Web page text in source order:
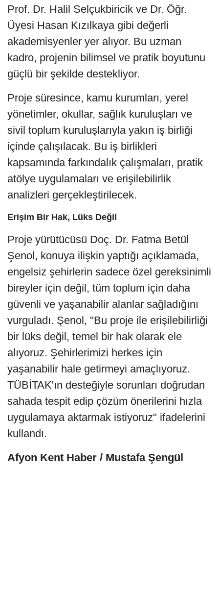
Prof. Dr. Halil Selçukbiricik ve Dr. Öğr.
Üyesi Hasan Kızılkaya gibi değerli
akademisyenler yer alıyor. Bu uzman
kadro, projenin bilimsel ve pratik boyutunu
güçlü bir şekilde destekliyor.
Proje süresince, kamu kurumları, yerel
yönetimler, okullar, sağlık kuruluşları ve
sivil toplum kuruluşlarıyla yakın iş birliği
içinde çalışılacak. Bu iş birlikleri
kapsamında farkındalık çalışmaları, pratik
atölye uygulamaları ve erişilebilirlik
analizleri gerçekleştirilecek.
Erişim Bir Hak, Lüks Değil
Proje yürütücüsü Doç. Dr. Fatma Betül
Şenol, konuya ilişkin yaptığı açıklamada,
engelsiz şehirlerin sadece özel gereksinimli
bireyler için değil, tüm toplum için daha
güvenli ve yaşanabilir alanlar sağladığını
vurguladı. Şenol, "Bu proje ile erişilebilirliği
bir lüks değil, temel bir hak olarak ele
alıyoruz. Şehirlerimizi herkes için
yaşanabilir hale getirmeyi amaçlıyoruz.
TÜBİTAK'ın desteğiyle sorunları doğrudan
sahada tespit edip çözüm önerilerini hızla
uygulamaya aktarmak istiyoruz" ifadelerini
kullandı.
Afyon Kent Haber / Mustafa Şengül